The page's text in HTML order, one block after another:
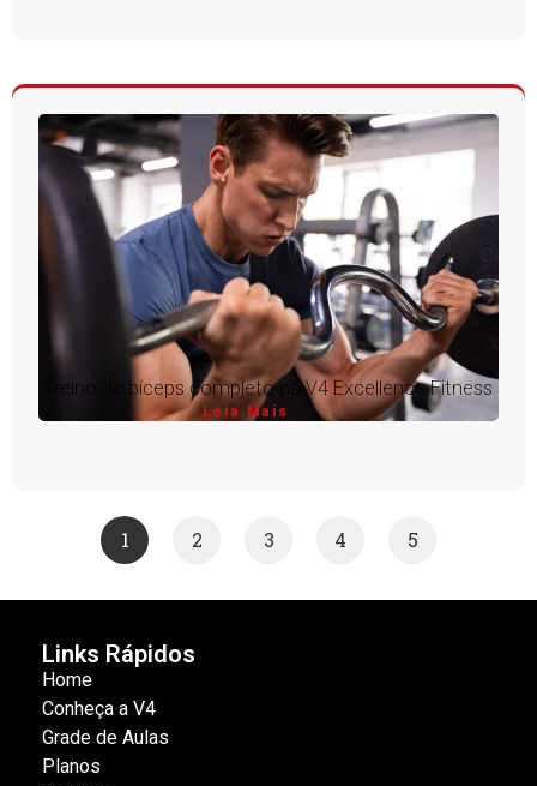
Treino de bíceps completo na V4 Excellence Fitness
Leia Mais
1 2 3 4 5
Links Rápidos
Home
Conheça a V4
Grade de Aulas
Planos